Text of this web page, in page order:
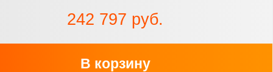
242 797 руб.
В корзину